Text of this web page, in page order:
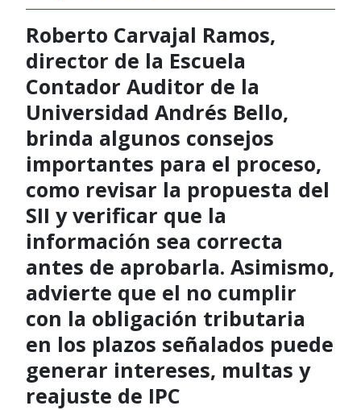
Roberto Carvajal Ramos,
director de la Escuela
Contador Auditor de la
Universidad Andrés Bello,
brinda algunos consejos
importantes para el proceso,
como revisar la propuesta del
SII y verificar que la
información sea correcta
antes de aprobarla. Asimismo,
advierte que el no cumplir
con la obligación tributaria
en los plazos señalados puede
generar intereses, multas y
reajuste de IPC